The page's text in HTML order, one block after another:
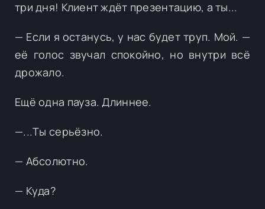
три дня! Клиент ждёт презентацию, а ты...
— Если я останусь, у нас будет труп. Мой. —
её голос звучал спокойно, но внутри всё
дрожало.
Ещё одна пауза. Длиннее.
—...Ты серьёзно.
— Абсолютно.
— Куда?